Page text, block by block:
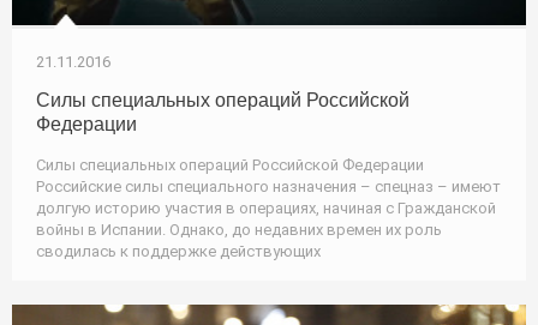
21.11.2016
Силы специальных операций Российской
Федерации
Силы специальных операций Российской Федерации
Российские силы специального назначения – спецназ – имеют
долгую историю участия в операциях, начиная с Гражданской
войны в Испании. Однако, до недавних времен их роль
сводилась к поддержке действующих